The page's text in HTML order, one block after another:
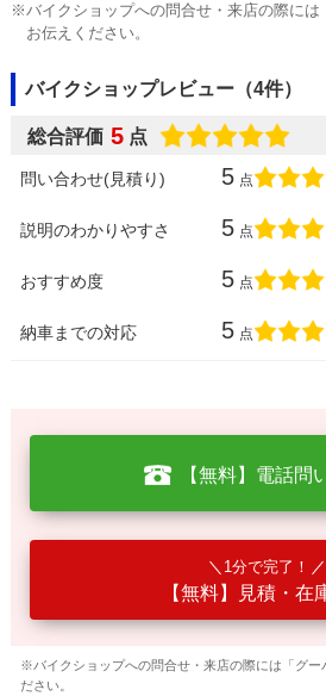
※バイクショップへの問合せ・来店の際には
お伝えください。
バイクショップレビュー（4件）
総合評価 5 点
問い合わせ(見積り) 5 点
説明のわかりやすさ 5 点
おすすめ度 5 点
納車までの対応 5 点
【無料】電話問
1分で完了！
【無料】見積・在
※バイクショップへの問合せ・来店の際には「グー
ださい。